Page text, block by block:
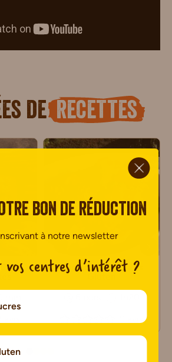
de recettes
Axoa de veau Sans
0 avis
bon de réduction
à notre newsletter
vos centres d’intérêt ?